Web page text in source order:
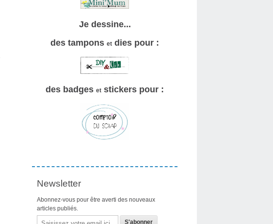
Je dessine...
des tampons et dies pour :
des badges et stickers pour :
Newsletter
Abonnez-vous pour être averti des nouveaux
articles publiés.
Email